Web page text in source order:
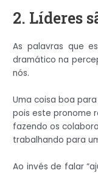
2. Líderes
As palavras que
dramático na
nós.
Uma coisa boa para
pois este pronome
fazendo os
trabalhando para
Ao invés de falar